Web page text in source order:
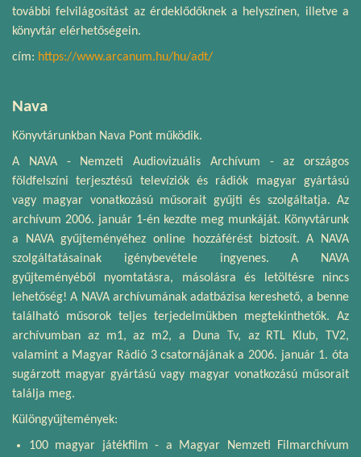
további felvilágosítást az érdeklődőknek a helyszínen, illetve a
könyvtár elérhetőségein.
cím: https://www.arcanum.hu/hu/adt/
Nava
Könyvtárunkban Nava Pont működik.
A NAVA - Nemzeti Audiovizuális Archívum - az országos
földfelszíni terjesztésű televíziók és rádiók magyar gyártású
vagy magyar vonatkozású műsorait gyűjti és szolgáltatja. Az
archívum 2006. január 1-én kezdte meg munkáját. Könyvtárunk
a NAVA gyűjteményéhez online hozzáférést biztosít. A NAVA
szolgáltatásainak igénybevétele ingyenes. A NAVA
gyűjteményéből nyomtatásra, másolásra és letöltésre nincs
lehetőség! A NAVA archívumának adatbázisa kereshető, a benne
található műsorok teljes terjedelmükben megtekinthetők. Az
archívumban az m1, az m2, a Duna Tv, az RTL Klub, TV2,
valamint a Magyar Rádió 3 csatornájának a 2006. január 1. óta
sugárzott magyar gyártású vagy magyar vonatkozású műsorait
találja meg.
Különgyűjtemények:
100 magyar játékfilm - a Magyar Nemzeti Filmarchívum